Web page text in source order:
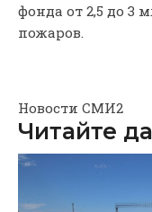
фонда от 2,5 до 3
пожаров.
Новости СМИ2
Читайте